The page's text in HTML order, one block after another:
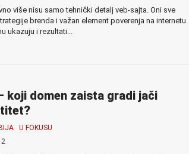
više nisu samo tehnički detalj veb-sajta. Oni sve
brenda i važan element poverenja na internetu.
ukazuju i rezultati...
koji domen zaista gradi jači
U FOKUSU
2